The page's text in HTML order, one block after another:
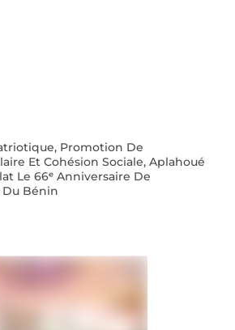
Promotion De
Et Cohésion Sociale, Aplahoué
Le 66ᵉ Anniversaire De
Du Bénin